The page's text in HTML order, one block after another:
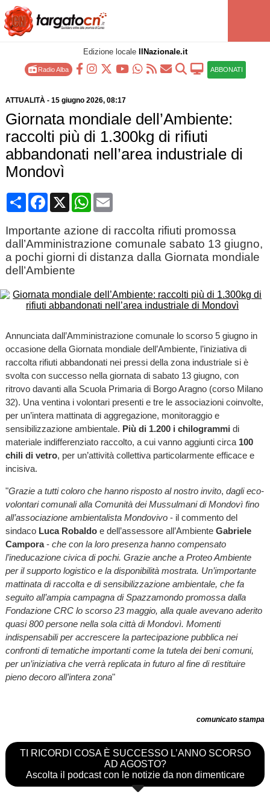
Edizione locale IlNazionale.it
Radio Alba ABBONATI
ATTUALITÀ- 15 giugno 2026, 08:17
Giornata mondiale dell’Ambiente:
raccolti più di 1.300kg di rifiuti
abbandonati nell’area industriale di
Mondovì
CondividiFacebook
X WhatsApp
Email
Importante azione di raccolta rifiuti promossa
dall’Amministrazione comunale sabato 13 giugno,
a pochi giorni di distanza dalla Giornata mondiale
dell’Ambiente
Annunciata dall’Amministrazione comunale lo scorso 5 giugno in
occasione della Giornata mondiale dell’Ambiente, l’iniziativa di
raccolta rifiuti abbandonati nei pressi della zona industriale si è
svolta con successo nella giornata di sabato 13 giugno, con
ritrovo davanti alla Scuola Primaria di Borgo Aragno (corso Milano
32). Una ventina i volontari presenti e tre le associazioni coinvolte,
per un’intera mattinata di aggregazione, monitoraggio e
sensibilizzazione ambientale. Più di 1.200 i chilogrammi di
materiale indifferenziato raccolto, a cui vanno aggiunti circa 100
chili di vetro, per un’attività collettiva particolarmente efficace e
incisiva.
"Grazie a tutti coloro che hanno risposto al nostro invito, dagli eco-
volontari comunali alla Comunità dei Mussulmani di Mondovì fino
all’associazione ambientalista Mondovivo- il commento del
sindaco Luca Robaldoe dell’assessore all’Ambiente Gabriele
Campora- che con la loro presenza hanno compensato
l’ineducazione civica di pochi. Grazie anche a Proteo Ambiente
per il supporto logistico e la disponibilità mostrata. Un’importante
mattinata di raccolta e di sensibilizzazione ambientale, che fa
seguito all’ampia campagna di Spazzamondo promossa dalla
Fondazione CRC lo scorso 23 maggio, alla quale avevano aderito
quasi 800 persone nella sola città di Mondovì. Momenti
indispensabili per accrescere la partecipazione pubblica nei
confronti di tematiche importanti come la tutela dei beni comuni,
per un’iniziativa che verrà replicata in futuro al fine di restituire
pieno decoro all’intera zona"
comunicato stampa
TI RICORDI COSA È SUCCESSO L’ANNO SCORSO
AD AGOSTO?
Ascolta il podcast con le notizie da non dimenticare